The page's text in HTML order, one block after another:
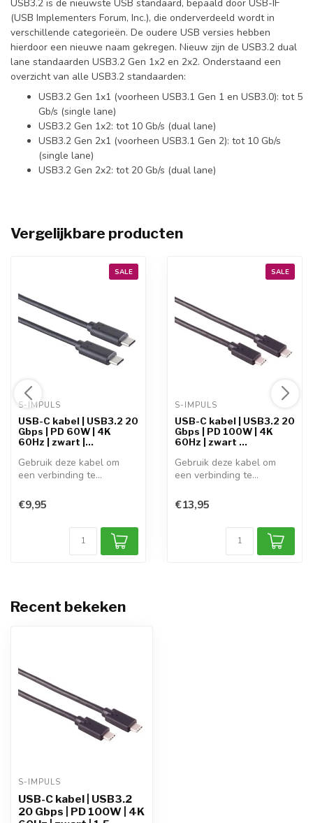
USB3.2 is de nieuwste USB standaard, bepaald door USB-IF
(USB Implementers Forum, Inc.), die onderverdeeld wordt in
verschillende categorieën. De oudere USB versies hebben
hierdoor een nieuwe naam gekregen. Nieuw zijn de USB3.2 dual
lane standaarden USB3.2 Gen 1x2 en 2x2. Onderstaand een
overzicht van alle USB3.2 standaarden:
USB3.2 Gen 1x1 (voorheen USB3.1 Gen 1 en USB3.0): tot 5
Gb/s (single lane)
USB3.2 Gen 1x2: tot 10 Gb/s (dual lane)
USB3.2 Gen 2x1 (voorheen USB3.1 Gen 2): tot 10 Gb/s
(single lane)
USB3.2 Gen 2x2: tot 20 Gb/s (dual lane)
Vergelijkbare producten
SALE
S-IMPULS
USB-C kabel | USB3.2 20
Gbps | PD 60W | 4K
60Hz | zwart |...
Gebruik deze kabel om
een verbinding te
€9,95
SALE
S-IMPULS
USB-C kabel | USB3.2 20
Gbps | PD 100W | 4K
60Hz | zwart ...
Gebruik deze kabel om
een verbinding te
€13,95
Recent bekeken
S-IMPULS
USB-C kabel | USB3.2
20 Gbps | PD 100W | 4K